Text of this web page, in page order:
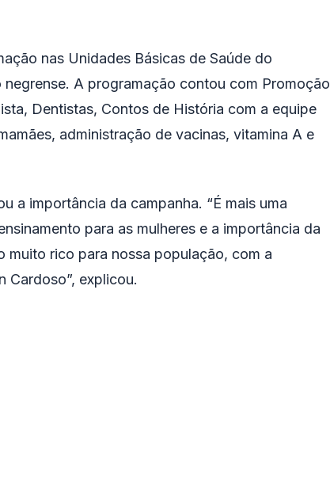
nas Unidades Básicas de Saúde do
A programação contou com Promoção
Dentistas, Contos de História com a equipe
administração de vacinas, vitamina A e
a importância da campanha. “É mais uma
para as mulheres e a importância da
muito rico para nossa população, com a
Cardoso”, explicou.